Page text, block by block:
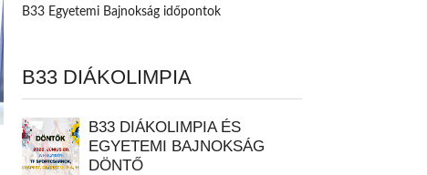
B33 Egyetemi Bajnokság időpontok
B33 DIÁKOLIMPIA
B33 DIÁKOLIMPIA ÉS
EGYETEMI BAJNOKSÁG
DÖNTŐ